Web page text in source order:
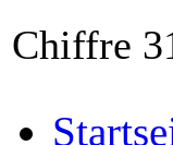
Chiffre